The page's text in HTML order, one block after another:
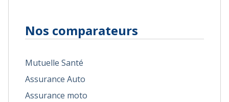
Nos comparateurs
Mutuelle Santé
Assurance Auto
Assurance moto